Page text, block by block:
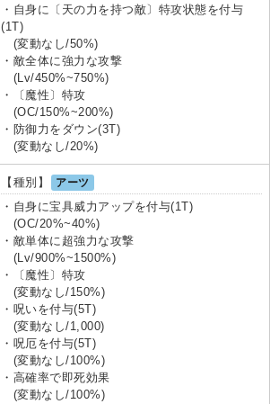
・自身に〔天の力を持つ敵〕特攻状態を付与
(1T)
(変動なし/50%)
・敵全体に強力な攻撃
(Lv/450%~750%)
・〔魔性〕特攻
(OC/150%~200%)
・防御力をダウン(3T)
(変動なし/20%)
【種別】
アーツ
・自身に宝具威力アップを付与(1T)
(OC/20%~40%)
・敵単体に超強力な攻撃
(Lv/900%~1500%)
・〔魔性〕特攻
(変動なし/150%)
・呪いを付与(5T)
(変動なし/1,000)
・呪厄を付与(5T)
(変動なし/100%)
・高確率で即死効果
(変動なし/100%)